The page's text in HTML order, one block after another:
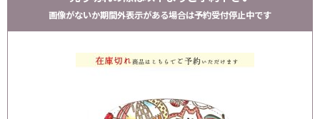
画像がないか期間外表示がある場合は予約受付停止中です